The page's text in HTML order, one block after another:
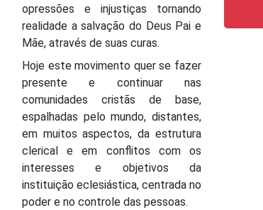
opressões e injustiças tornando
realidade a salvação do Deus Pai e
Mãe, através de suas curas.
Hoje este movimento quer se fazer
presente e continuar nas
comunidades cristãs de base,
espalhadas pelo mundo, distantes,
em muitos aspectos, da estrutura
clerical e em conflitos com os
interesses e objetivos da
instituição eclesiástica, centrada no
poder e no controle das pessoas.